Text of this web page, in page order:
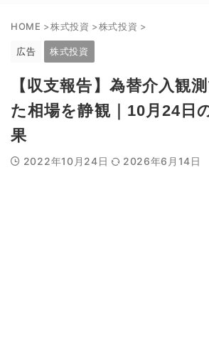
HOME >株式投資 >株式投資 >
広告 株式投資
【収支報告】為替介入観
た相場を静観｜10月24日
果
2022年10月24日 2026年6月14日